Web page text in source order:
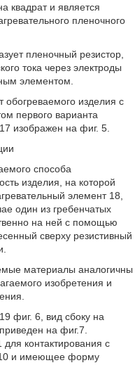
квадрат и является
пленочного
пленочный резистор,
тока через электроды
элементом.
обогреваемого изделия с
первого варианта
изображен на фиг. 5.
способа
изделия, на которой
элемент 18,
один из гребенчатых
на ней с помощью
сверху резистивный
материалы аналогичны
изобретения и
фиг. 6, вид сбоку на
на фиг.7.
контактирования с
10 и имеющее форму